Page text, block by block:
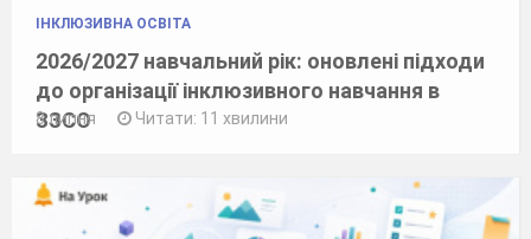
ІНКЛЮЗИВНА ОСВІТА
2026/2027 навчальний рік: оновлені підходи
до організації інклюзивного навчання в
ЗЗСО
8 липня Читати: 11 хвилини